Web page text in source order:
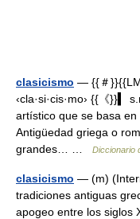
clasicismo — {{＃
‹cla·si·cis·mo› {{《}}▍
artístico que se basa
Antigüedad griega o
grandes… …
Diccionario
clasicismo — (m)
tradiciones antiguas
apogeo entre los siglos